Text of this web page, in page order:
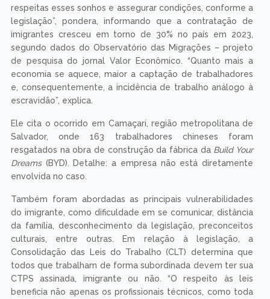
respeitas esses sonhos e assegurar condições, conforme a
legislação”, pondera, informando que a contratação de
imigrantes cresceu em torno de 30% no país em 2023,
segundo dados do Observatório das Migrações – projeto
de pesquisa do jornal Valor Econômico. “Quanto mais a
economia se aquece, maior a captação de trabalhadores
e, consequentemente, a incidência de trabalho análogo à
escravidão”, explica.
Ele cita o ocorrido em Camaçari, região metropolitana de
Salvador, onde 163 trabalhadores chineses foram
resgatados na obra de construção da fábrica da Build Your
Dreams(BYD). Detalhe: a empresa não está diretamente
envolvida no caso.
Também foram abordadas as principais vulnerabilidades
do imigrante, como dificuldade em se comunicar, distância
da família, desconhecimento da legislação, preconceitos
culturais, entre outras. Em relação à legislação, a
Consolidação das Leis do Trabalho (CLT) determina que
todos que trabalham de forma subordinada devem ter sua
CTPS assinada, imigrante ou não. “O respeito às leis
beneficia não apenas os profissionais técnicos, como toda